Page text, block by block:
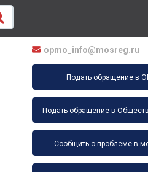
opmo_info@mosreg.ru
Подать обращение в
Подать обращение в
Сообщить о проблеме в